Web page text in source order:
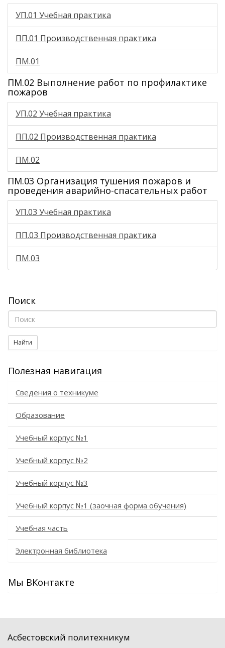
УП.01 Учебная практика
ПП.01 Производственная практика
ПМ.01
ПМ.02 Выполнение работ по профилактике
пожаров
УП.02 Учебная практика
ПП.02 Производственная практика
ПМ.02
ПМ.03 Организация тушения пожаров и
проведения аварийно-спасательных работ
УП.03 Учебная практика
ПП.03 Производственная практика
ПМ.03
Поиск
Найти
Полезная навигация
Сведения о техникуме
Образование
Учебный корпус №1
Учебный корпус №2
Учебный корпус №3
Учебный корпус №1 (заочная форма обучения)
Учебная часть
Электронная библиотека
Мы ВКонтакте
Асбестовский политехникум